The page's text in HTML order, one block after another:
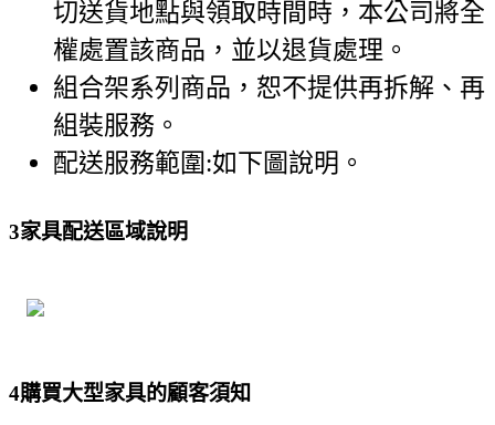
切送貨地點與領取時間時，本公司將全
權處置該商品，並以退貨處理。
組合架系列商品，恕不提供再拆解、再
組裝服務。
配送服務範圍:如下圖說明。
3家具配送區域說明
4購買大型家具的顧客須知